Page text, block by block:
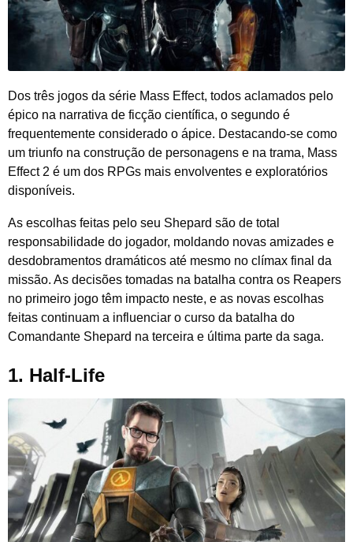
Dos três jogos da série Mass Effect, todos aclamados pelo
épico na narrativa de ficção científica, o segundo é
frequentemente considerado o ápice. Destacando-se como
um triunfo na construção de personagens e na trama, Mass
Effect 2 é um dos RPGs mais envolventes e exploratórios
disponíveis.
As escolhas feitas pelo seu Shepard são de total
responsabilidade do jogador, moldando novas amizades e
desdobramentos dramáticos até mesmo no clímax final da
missão. As decisões tomadas na batalha contra os Reapers
no primeiro jogo têm impacto neste, e as novas escolhas
feitas continuam a influenciar o curso da batalha do
Comandante Shepard na terceira e última parte da saga.
1. Half-Life